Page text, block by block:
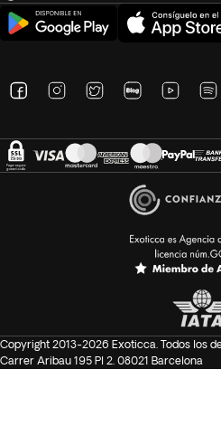
Copyright 2013-2026 Exoticca. Todos los
Carrer Aribau 195 Pl 2. 08021 Barcelona